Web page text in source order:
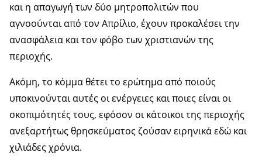
και η απαγωγή των δύο μητροπολιτών που
αγνοούνται από τον Απρίλιο, έχουν προκαλέσει την
ανασφάλεια και τον φόβο των χριστιανών της
περιοχής.
Ακόμη, το κόμμα θέτει το ερώτημα από ποιούς
υποκινούνται αυτές οι ενέργειες και ποιες είναι οι
σκοπιμότητές τους, εφόσον οι κάτοικοι της περιοχής
ανεξαρτήτως θρησκεύματος ζούσαν ειρηνικά εδώ και
χιλιάδες χρόνια.